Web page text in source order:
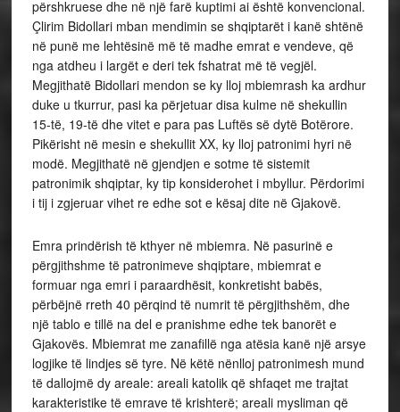
përshkruese dhe në një farë kuptimi ai është konvencional.
Çlirim Bidollari mban mendimin se shqiptarët i kanë shtënë
në punë me lehtësinë më të madhe emrat e vendeve, që
nga atdheu i largët e deri tek fshatrat më të vegjël.
Megjithatë Bidollari mendon se ky lloj mbiemrash ka ardhur
duke u tkurrur, pasi ka përjetuar disa kulme në shekullin
15-të, 19-të dhe vitet e para pas Luftës së dytë Botërore.
Pikërisht në mesin e shekullit XX, ky lloj patronimi hyri në
modë. Megjithatë në gjendjen e sotme të sistemit
patronimik shqiptar, ky tip konsiderohet i mbyllur. Përdorimi
i tij i zgjeruar vihet re edhe sot e kësaj dite në Gjakovë.
Emra prindërish të kthyer në mbiemra. Në pasurinë e
përgjithshme të patronimeve shqiptare, mbiemrat e
formuar nga emri i paraardhësit, konkretisht babës,
përbëjnë rreth 40 përqind të numrit të përgjithshëm, dhe
një tablo e tillë na del e pranishme edhe tek banorët e
Gjakovës. Mbiemrat me zanafillë nga atësia kanë një arsye
logjike të lindjes së tyre. Në këtë nënlloj patronimesh mund
të dallojmë dy areale: areali katolik që shfaqet me trajtat
karakteristike të emrave të krishterë; areali mysliman që